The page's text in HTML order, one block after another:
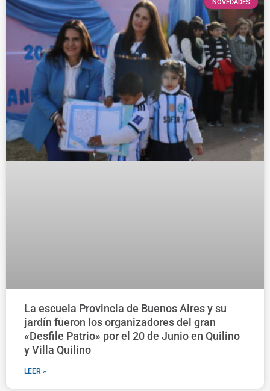
NOVEDADES
La escuela Provincia de Buenos Aires y su
jardín fueron los organizadores del gran
«Desfile Patrio» por el 20 de Junio en Quilino
y Villa Quilino
LEER »